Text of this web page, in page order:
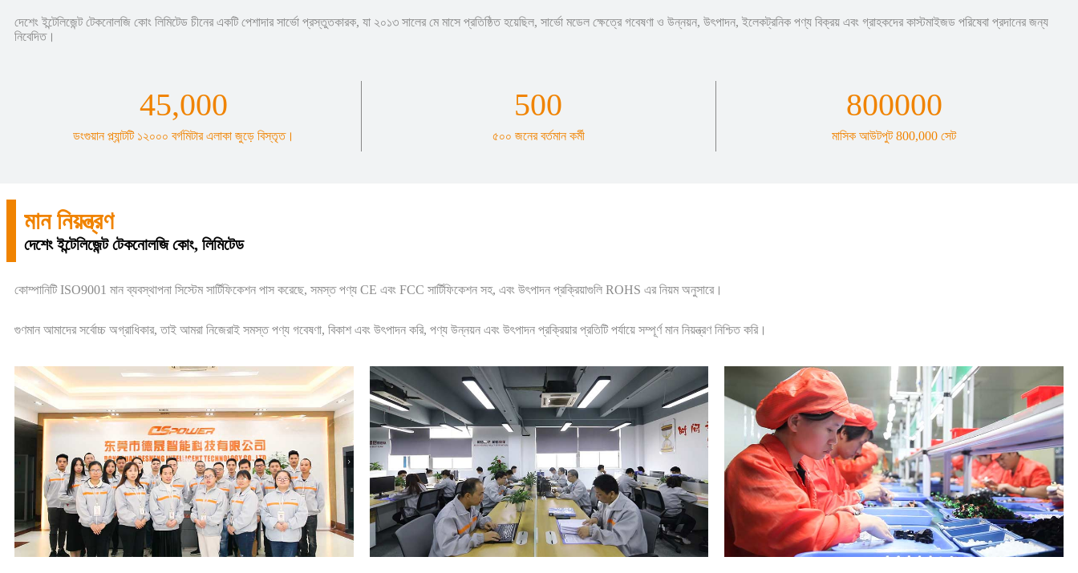
দেশেং ইন্টেলিজেন্ট টেকনোলজি কোং লিমিটেড চীনের একটি পেশাদার সার্ভো প্রস্তুতকারক, যা ২০১৩ সালের মে মাসে প্রতিষ্ঠিত হয়েছিল, সার্ভো মডেল ক্ষেত্রে গবেষণা ও উন্নয়ন, উৎপাদন, ইলেকট্রনিক পণ্য বিক্রয় এবং গ্রাহকদের কাস্টমাইজড পরিষেবা প্রদানের জন্য
নিবেদিত।
45,000
ডংগুয়ান প্ল্যান্টটি ১২০০০ বর্গমিটার এলাকা জুড়ে বিস্তৃত।
500
৫০০ জনের বর্তমান কর্মী
800000
মাসিক আউটপুট 800,000 সেট
মান নিয়ন্ত্রণ
দেশেং ইন্টেলিজেন্ট টেকনোলজি কোং, লিমিটেড
কোম্পানিটি ISO9001 মান ব্যবস্থাপনা সিস্টেম সার্টিফিকেশন পাস করেছে, সমস্ত পণ্য CE এবং FCC সার্টিফিকেশন সহ, এবং উৎপাদন প্রক্রিয়াগুলি ROHS এর নিয়ম অনুসারে।
গুণমান আমাদের সর্বোচ্চ অগ্রাধিকার, তাই আমরা নিজেরাই সমস্ত পণ্য গবেষণা, বিকাশ এবং উৎপাদন করি, পণ্য উন্নয়ন এবং উৎপাদন প্রক্রিয়ার প্রতিটি পর্যায়ে সম্পূর্ণ মান নিয়ন্ত্রণ নিশ্চিত করি।